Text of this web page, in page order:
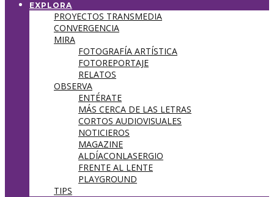
EXPLORA
PROYECTOS TRANSMEDIA
CONVERGENCIA
MIRA
FOTOGRAFÍA ARTÍSTICA
FOTOREPORTAJE
RELATOS
OBSERVA
ENTÉRATE
MÁS CERCA DE LAS LETRAS
CORTOS AUDIOVISUALES
NOTICIEROS
MAGAZINE
ALDÍACONLASERGIO
FRENTE AL LENTE
PLAYGROUND
TIPS